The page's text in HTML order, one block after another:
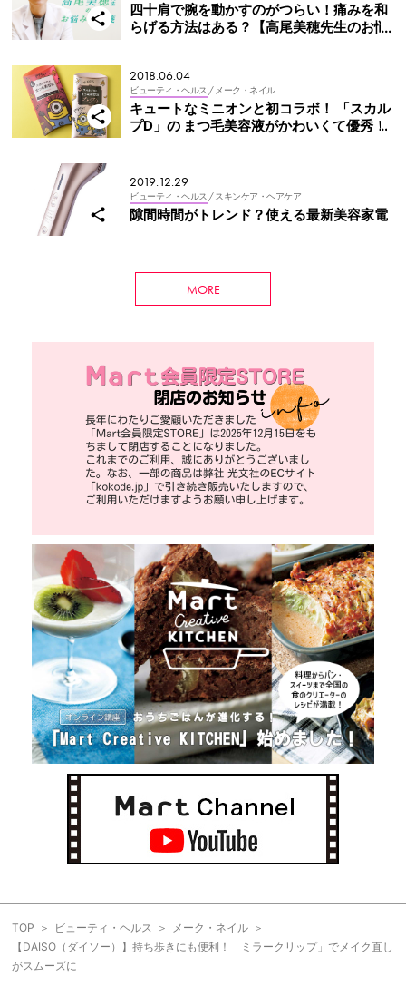
四十肩で腕を動かすのがつらい！痛みを和
らげる方法はある？【高尾美穂先生のお悩
2018.06.04
ビューティ・ヘルス / メーク・ネイル
キュートなミニオンと初コラボ！ 「スカル
プD」の まつ毛美容液がかわいくて優秀！
2019.12.29
ビューティ・ヘルス / スキンケア・ヘアケア
隙間時間がトレンド？使える最新美容家電
MORE
TOP ビューティ・ヘルス
メーク・ネイル
【DAISO（ダイソー）】持ち歩きにも便利！「ミラークリップ」でメイク直し
がスムーズに